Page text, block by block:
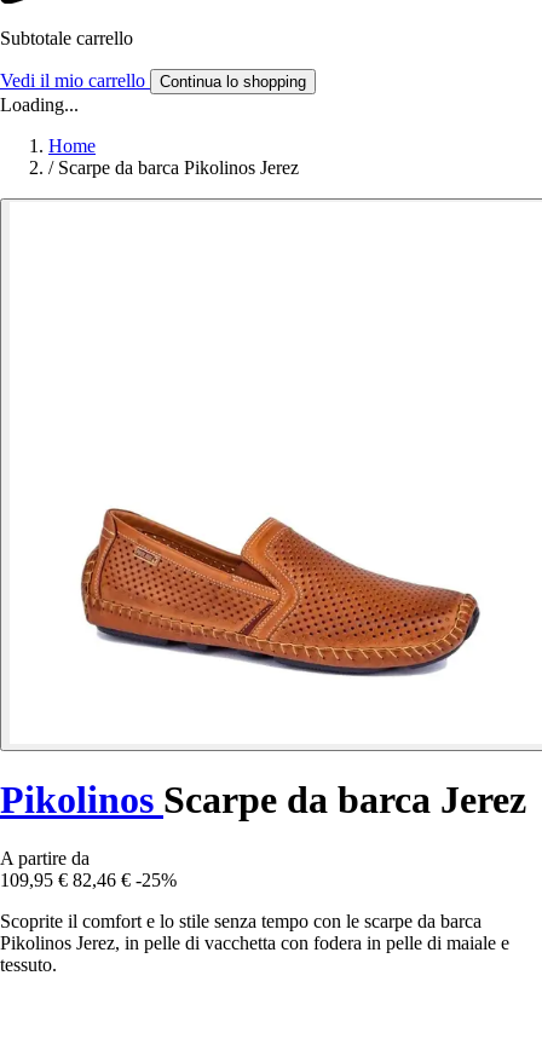
Subtotale carrello
Vedi il mio carrello Continua lo shopping
Loading...
Home
/ Scarpe da barca Pikolinos Jerez
Pikolinos Scarpe da barca Jerez
A partire da
109,95 € 82,46 € -25%
Scoprite il comfort e lo stile senza tempo con le scarpe da barca
Pikolinos Jerez, in pelle di vacchetta con fodera in pelle di maiale e
tessuto.